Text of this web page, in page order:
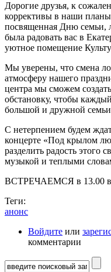
Дорогие друзья, к
коррективы в наши
посвященная Дню семьи,
была радовать вас в
уютное помещение
Мы уверены, что смена
атмосферу нашего
центра мы сможем
обстановку, чтобы
большой и дружной
С нетерпением будем
концерте «Под крылом
разделить радость этого
музыкой и теплыми
ВСТРЕЧАЕМСЯ в 13.00 в
Теги:
анонс
Войдите или
комментарии